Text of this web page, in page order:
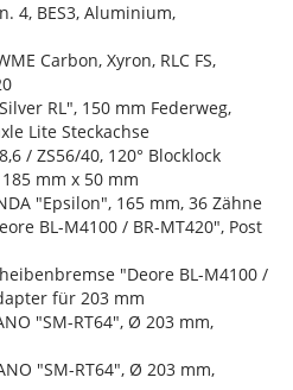
4, BES3, Aluminium,
Carbon, Xyron, RLC FS,
RL", 150 mm Federweg,
Lite Steckachse
/ ZS56/40, 120° Blocklock
185 mm x 50 mm
"Epsilon", 165 mm, 36 Zähne
BL-M4100 / BR-MT420", Post
"Deore BL-M4100 /
für 203 mm
"SM-RT64", Ø 203 mm,
"SM-RT64", Ø 203 mm,